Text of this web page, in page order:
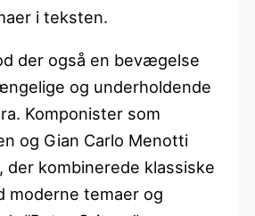
i teksten.
der også en bevægelse
og underholdende
Komponister som
og Gian Carlo Menotti
kombinerede klassiske
moderne temaer og